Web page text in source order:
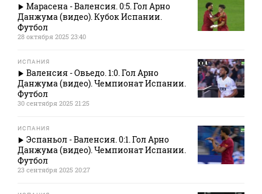
Марасена - Валенсия. 0:5. Гол Арно
Данжума (видео). Кубок Испании.
Футбол
28 октября 2025 23:40
ИСПАНИЯ
Валенсия - Овьедо. 1:0. Гол Арно
Данжума (видео). Чемпионат Испании.
Футбол
30 сентября 2025 21:25
ИСПАНИЯ
Эспаньол - Валенсия. 0:1. Гол Арно
Данжума (видео). Чемпионат Испании.
Футбол
23 сентября 2025 20:27